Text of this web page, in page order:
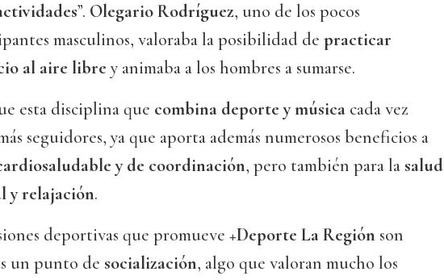
”. Olegario Rodríguez, uno de los pocos
masculinos, valoraba la posibilidad de practicar
al aire libre y animaba a los hombres a sumarse.
esta disciplina que combina deporte y música cada vez
seguidores, ya que aporta además numerosos beneficios a
y de coordinación, pero también para la salud
y relajación.
deportivas que promueve +Deporte La Región son
un punto de socialización, algo que valoran mucho los